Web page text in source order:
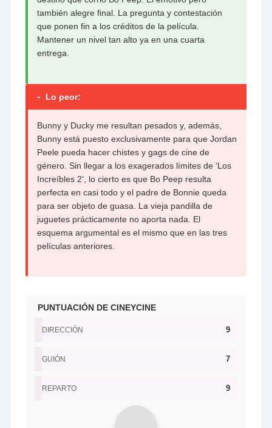
también alegre final. La pregunta y contestación
que ponen fin a los créditos de la película.
Mantener un nivel tan alto ya en una cuarta
entrega.
- Lo peor:
Bunny y Ducky me resultan pesados y, además,
Bunny está puesto exclusivamente para que Jordan
Peele pueda hacer chistes y gags de cine de
género. Sin llegar a los exagerados límites de ‘Los
Increíbles 2’, lo cierto es que Bo Peep resulta
perfecta en casi todo y el padre de Bonnie queda
para ser objeto de guasa. La vieja pandilla de
juguetes prácticamente no aporta nada. El
esquema argumental es el mismo que en las tres
películas anteriores.
PUNTUACIÓN DE CINEYCINE
DIRECCIÓN 9
GUIÓN 7
REPARTO 9